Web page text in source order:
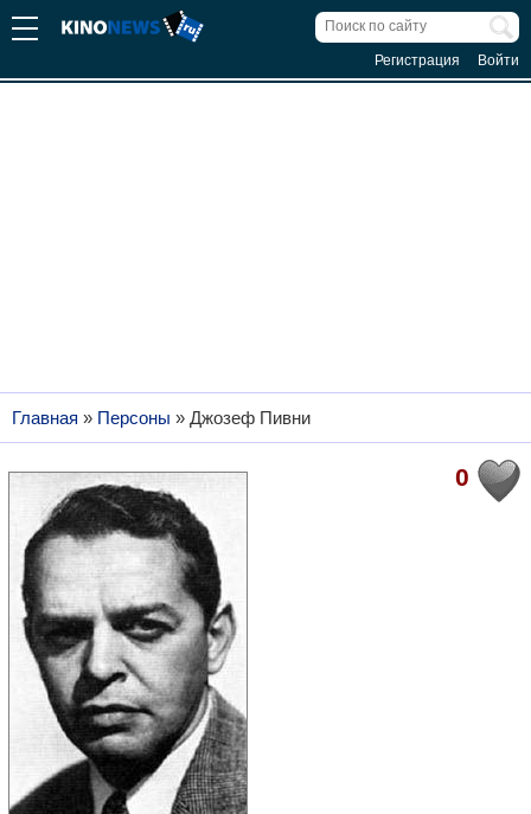
Регистрация Войти
Главная » Персоны » Джозеф Пивни
0